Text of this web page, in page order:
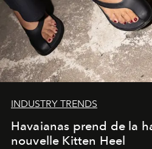
INDUSTRY TRENDS
Havaianas prend de la
nouvelle Kitten Heel